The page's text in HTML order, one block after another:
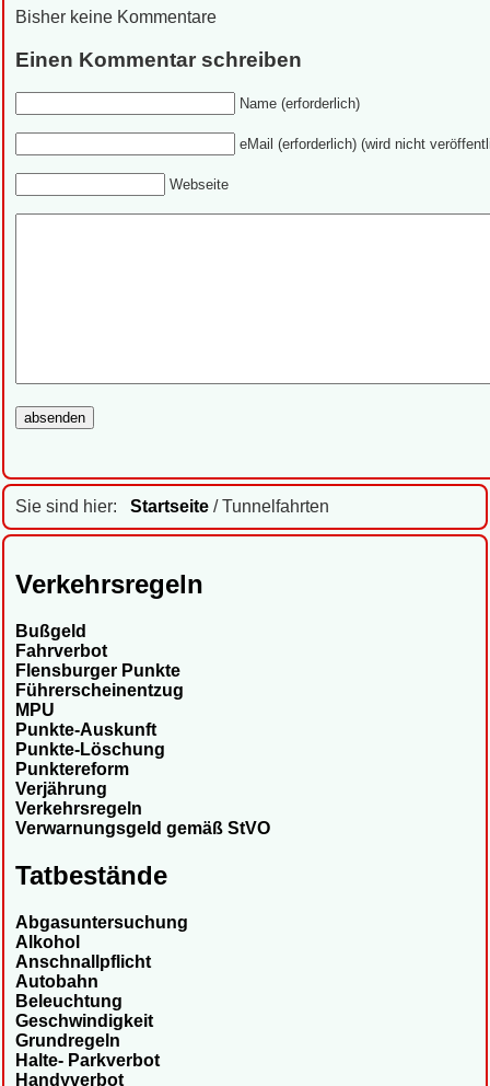
Sie sind hier: Startseite / Tunnelfahrten
Verkehrsregeln
Bußgeld
Fahrverbot
Flensburger Punkte
Führerscheinentzug
MPU
Punkte-Auskunft
Punkte-Löschung
Punktereform
Verjährung
Verkehrsregeln
Verwarnungsgeld gemäß StVO
Tatbestände
Abgasuntersuchung
Alkohol
Anschnallpflicht
Autobahn
Beleuchtung
Geschwindigkeit
Grundregeln
Halte- Parkverbot
Handyverbot
Bisher keine Kommentare
Einen Kommentar schreiben
Name (erforderlich)
eMail (erforderlich) (wird nicht
Webseite